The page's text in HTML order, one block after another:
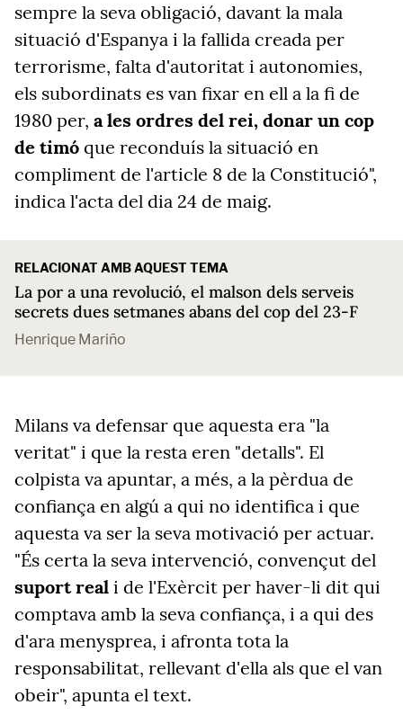
sempre la seva obligació, davant la mala
situació d'Espanya i la fallida creada per
terrorisme, falta d'autoritat i autonomies,
els subordinats es van fixar en ell a la fi de
1980 per, a les ordres del rei, donar un cop
de timó que reconduís la situació en
compliment de l'article 8 de la Constitució",
indica l'acta del dia 24 de maig.
RELACIONAT AMB AQUEST TEMA
La por a una revolució, el malson dels serveis
secrets dues setmanes abans del cop del 23-F
Henrique Mariño
Milans va defensar que aquesta era "la
veritat" i que la resta eren "detalls". El
colpista va apuntar, a més, a la pèrdua de
confiança en algú a qui no identifica i que
aquesta va ser la seva motivació per actuar.
"És certa la seva intervenció, convençut del
suport real i de l'Exèrcit per haver-li dit qui
comptava amb la seva confiança, i a qui des
d'ara menysprea, i afronta tota la
responsabilitat, rellevant d'ella als que el van
obeir", apunta el text.